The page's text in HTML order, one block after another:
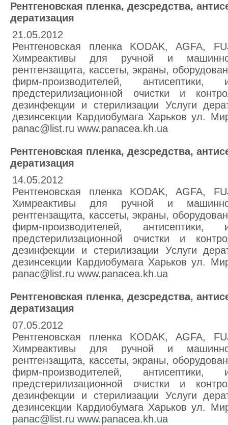
Рентгеновская пленка, дезсредства,
дератизация
21.05.2012
Рентгеновская пленка KODAK,
Химреактивы для ручной и
рентгензащита, кассеты, экраны,
фирм-производителей, антисептики,
предстерилизационной очистки и
дезинфекции и стерилизации Услуги
дезинсекции Кардиобумага Харьков ул.
panac@list.ru www.panacea.kh.ua
Рентгеновская пленка, дезсредства,
дератизация
14.05.2012
Рентгеновская пленка KODAK,
Химреактивы для ручной и
рентгензащита, кассеты, экраны,
фирм-производителей, антисептики,
предстерилизационной очистки и
дезинфекции и стерилизации Услуги
дезинсекции Кардиобумага Харьков ул.
panac@list.ru www.panacea.kh.ua
Рентгеновская пленка, дезсредства,
дератизация
07.05.2012
Рентгеновская пленка KODAK,
Химреактивы для ручной и
рентгензащита, кассеты, экраны,
фирм-производителей, антисептики,
предстерилизационной очистки и
дезинфекции и стерилизации Услуги
дезинсекции Кардиобумага Харьков ул.
panac@list.ru www.panacea.kh.ua